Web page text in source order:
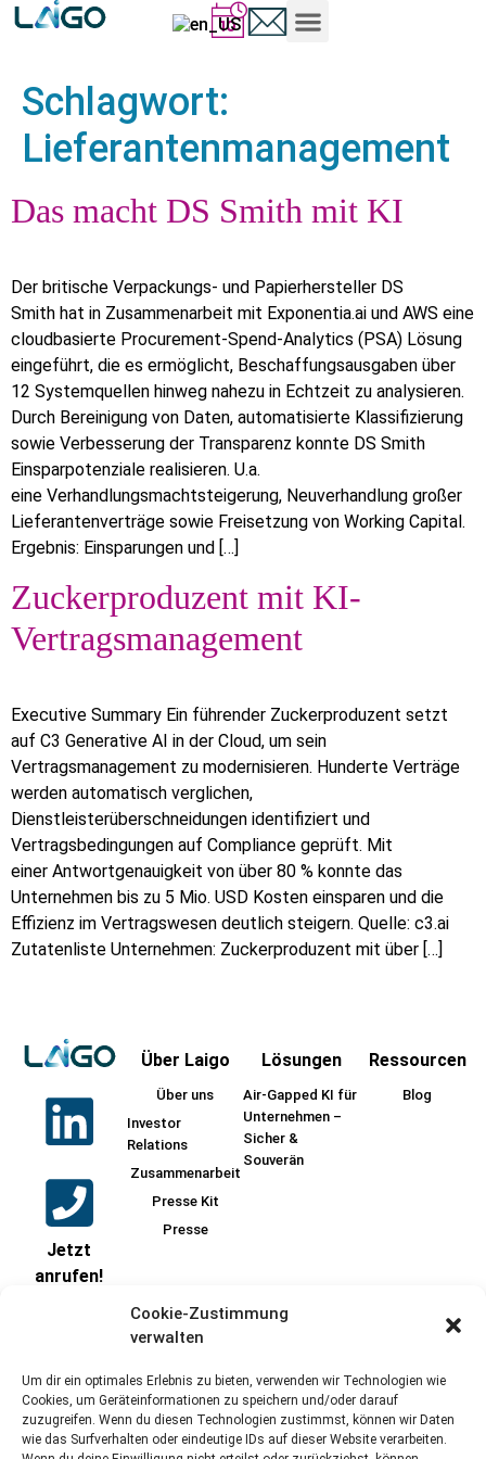
Cookie-Zustimmung
verwalten
Um dir ein optimales Erlebnis zu bieten, verwenden wir Technologien wie
Cookies, um Geräteinformationen zu speichern und/oder darauf
zuzugreifen. Wenn du diesen Technologien zustimmst, können wir Daten
wie das Surfverhalten oder eindeutige IDs auf dieser Website verarbeiten.
Schlagwort:
Lieferantenmanagement
Das macht DS Smith mit KI
Der britische Verpackungs- und Papierhersteller DS
Smith hat in Zusammenarbeit mit Exponentia.ai und AWS eine
cloudbasierte Procurement-Spend-Analytics (PSA) Lösung
eingeführt, die es ermöglicht, Beschaffungsausgaben über
12 Systemquellen hinweg nahezu in Echtzeit zu analysieren.
Durch Bereinigung von Daten, automatisierte Klassifizierung
sowie Verbesserung der Transparenz konnte DS Smith
Einsparpotenziale realisieren. U.a.
eine Verhandlungsmachtsteigerung, Neuverhandlung großer
Lieferantenverträge sowie Freisetzung von Working Capital.
Ergebnis: Einsparungen und […]
Zuckerproduzent mit KI-
Vertragsmanagement
Executive Summary Ein führender Zuckerproduzent setzt
auf C3 Generative AI in der Cloud, um sein
Vertragsmanagement zu modernisieren. Hunderte Verträge
werden automatisch verglichen,
Dienstleisterüberschneidungen identifiziert und
Vertragsbedingungen auf Compliance geprüft. Mit
einer Antwortgenauigkeit von über 80 % konnte das
Unternehmen bis zu 5 Mio. USD Kosten einsparen und die
Effizienz im Vertragswesen deutlich steigern. Quelle: c3.ai
Zutatenliste Unternehmen: Zuckerproduzent mit über […]
Jetzt
anrufen!
Schreiben Sie
Über Laigo
Über uns
Investor
Relations
Zusammenarbeit
Presse Kit
Presse
Lösungen
Air-Gapped KI für
Unternehmen –
Sicher &
Souverän
Ressourcen
Blog